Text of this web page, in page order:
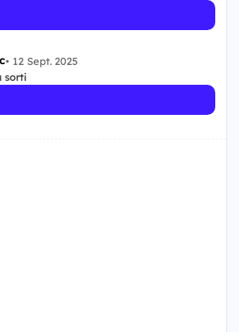
• 12 Sept. 2025
sorti